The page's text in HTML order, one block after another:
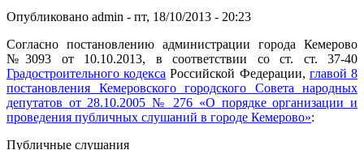
Опубликовано admin - пт, 18/10/2013 - 20:23
Согласно постановлению администрации города Кемерово
№3093 от 10.10.2013, в соответствии со ст. ст. 37-40
Градостроительного кодекса Российской Федерации, главой 8
постановления Кемеровского городского Совета народных
депутатов от 28.10.2005 № 276 «О порядке организации и
проведения публичных слушаний в городе Кемерово»:
Публичные слушания